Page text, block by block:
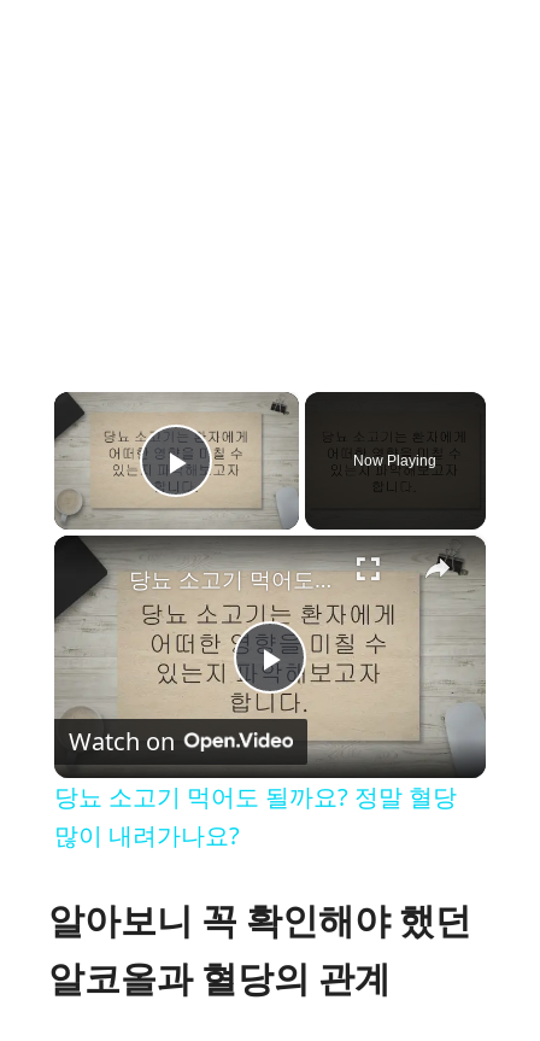
×
Play Video
Now Playing
×
P
l
y
V
당뇨 소고기 먹어도 될까요? 정말 혈당 많이 내려가나요?
Watch on
당뇨 소고기 먹어도 될까요? 정말 혈당
많이 내려가나요?
알아보니 꼭 확인해야 했던
알코올과 혈당의 관계